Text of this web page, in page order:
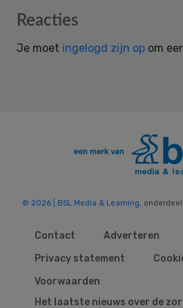
Reader
Reacties
Je moet ingelogd zijn op om
© 2026 | BSL Media & Learning ,
Contact
Adverteren
Privacy statement
Voorwaarden
Het laatste nieuws over de